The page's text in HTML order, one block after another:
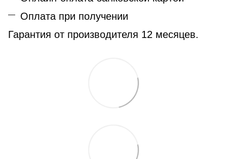
Оплата при получении
Гарантия от производителя 12 месяцев.